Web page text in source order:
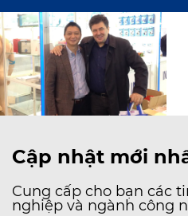
Cập nhật mới
Cung cấp cho bạn các
nghiệp và ngành công